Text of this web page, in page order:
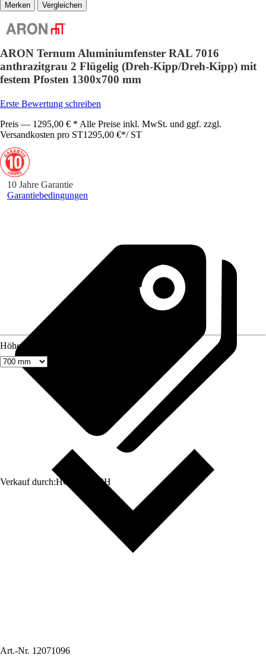
Vergleichen
ARON Ternum Aluminiumfenster RAL 7016
anthrazitgrau 2 Flügelig (Dreh-Kipp/Dreh-Kipp) mit
festem Pfosten 1300x700 mm
Erste Bewertung schreiben
Preis — 1295,00 € * Alle Preise inkl. MwSt. und ggf. zzgl.
Versandkosten pro ST1295,00 €*/ ST
10 Jahre Garantie
Garantiebedingungen
Verkauf durch:HORNBACH
Höhe
Art.-Nr. 12071096